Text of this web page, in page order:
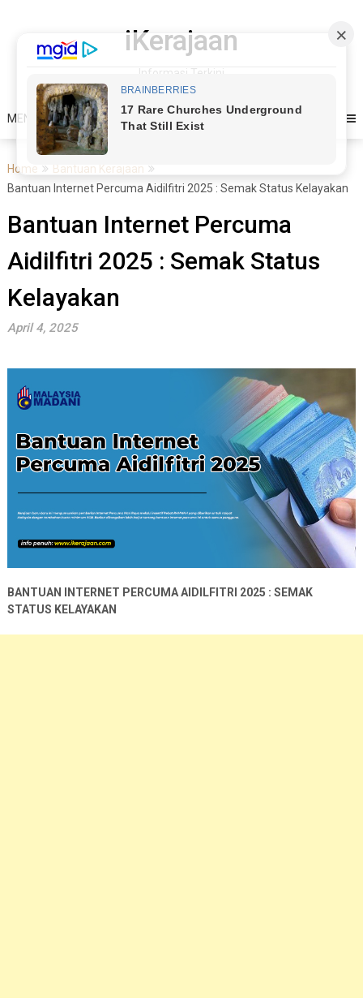
iKerajaan
Informasi Terkini
MENU
Home
Bantuan Kerajaan
Bantuan Internet Percuma Aidilfitri 2025 : Semak Status Kelayakan
Bantuan Internet Percuma
Aidilfitri 2025 : Semak Status
Kelayakan
April 4, 2025
BANTUAN INTERNET PERCUMA AIDILFITRI 2025 : SEMAK
STATUS KELAYAKAN